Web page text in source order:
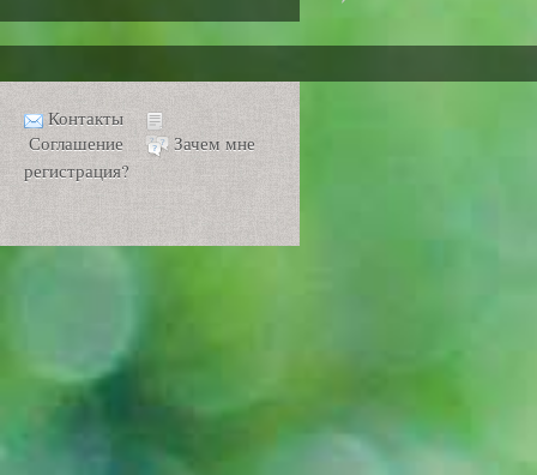
Контакты
Соглашение
Зачем мне
регистрация?